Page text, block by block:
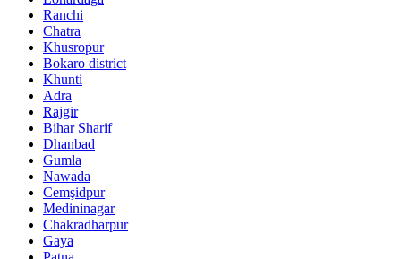
Ranchi
Chatra
Khusropur
Bokaro district
Khunti
Adra
Rajgir
Bihar Sharif
Dhanbad
Gumla
Nawada
Cemşidpur
Medininagar
Chakradharpur
Gaya